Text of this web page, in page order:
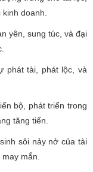
doanh.
yên, sung túc, và đại
phát tài, phát lộc, và
bộ, phát triển trong
tăng tiến.
sôi nảy nở của tài
mắn.